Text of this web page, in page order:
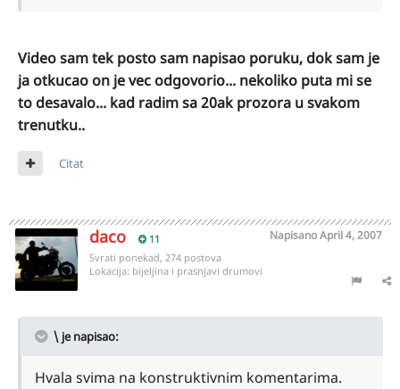
Video sam tek posto sam napisao poruku, dok sam je
ja otkucao on je vec odgovorio... nekoliko puta mi se
to desavalo... kad radim sa 20ak prozora u svakom
trenutku..
Citat
daco 11 NapisanoApril 4, 2007
Svrati ponekad, 274 postova
Lokacija: bijeljina i prasnjavi drumovi
\ je napisao:
Hvala svima na konstruktivnim komentarima.